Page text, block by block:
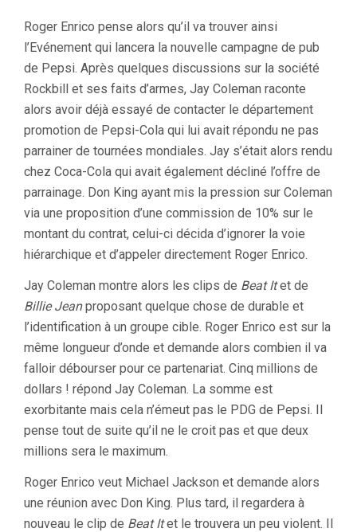
Roger Enrico pense alors qu’il va trouver ainsi
l’Evénement qui lancera la nouvelle campagne de pub
de Pepsi. Après quelques discussions sur la société
Rockbill et ses faits d’armes, Jay Coleman raconte
alors avoir déjà essayé de contacter le département
promotion de Pepsi-Cola qui lui avait répondu ne pas
parrainer de tournées mondiales. Jay s’était alors rendu
chez Coca-Cola qui avait également décliné l’offre de
parrainage. Don King ayant mis la pression sur Coleman
via une proposition d’une commission de 10% sur le
montant du contrat, celui-ci décida d’ignorer la voie
hiérarchique et d’appeler directement Roger Enrico.
Jay Coleman montre alors les clips de Beat Itet de
Billie Jeanproposant quelque chose de durable et
l’identification à un groupe cible. Roger Enrico est sur la
même longueur d’onde et demande alors combien il va
falloir débourser pour ce partenariat. Cinq millions de
dollars ! répond Jay Coleman. La somme est
exorbitante mais cela n’émeut pas le PDG de Pepsi. Il
pense tout de suite qu’il ne le croit pas et que deux
millions sera le maximum.
Roger Enrico veut Michael Jackson et demande alors
une réunion avec Don King. Plus tard, il regardera à
nouveau le clip de Beat Itet le trouvera un peu violent. Il